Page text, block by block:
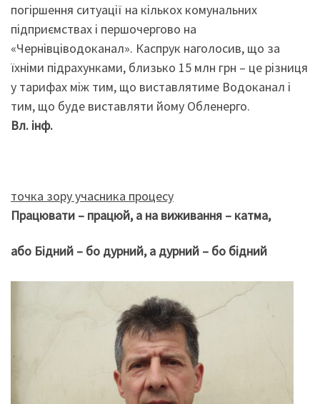
погіршення ситуації на кількох комунальних
підприємствах і першочергово на
«Чернівціводоканал». Каспрук наголосив, що за
їхніми підрахунками, близько 15 млн грн – це різниця
у тарифах між тим, що виставлятиме Водоканал і
тим, що буде виставляти йому Обленерго.
Вл. інф.
точка зору учасника процесу
Працювати – працюй, а на виживання – катма,
або Бідний – бо дурний, а дурний – бо бідний